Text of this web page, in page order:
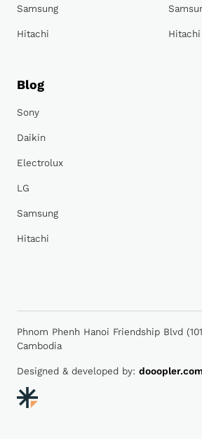
Samsung
Hitachi Hitachi
Blog
Sony
Daikin
Electrolux
LG
Samsung
Hitachi
Phnom Phenh Hanoi Friendship Blvd
Cambodia
Designed & developed by: